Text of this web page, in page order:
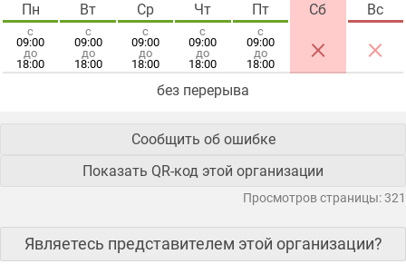
Пн
с
09:00
до
18:00
Вт
с
09:00
до
18:00
Ср
с
09:00
до
18:00
Чт
с
09:00
до
18:00
Пт
с
09:00
до
18:00
Сб
×
Вс
×
без перерыва
Сообщить об ошибке
Показать QR-код этой организации
Просмотров страницы: 321
Являетесь представителем этой организации?